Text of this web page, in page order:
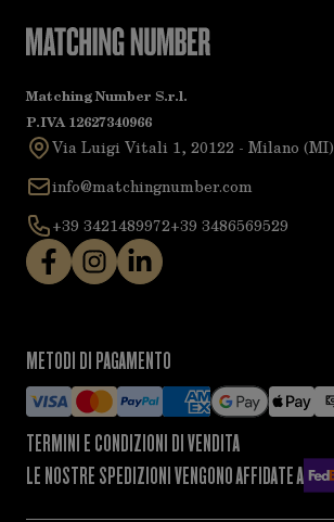
Matching Number S.r.l.
P.IVA 12627340966
Via Luigi Vitali 1, 20122 - Milano (MI)
info@matchingnumber.com
+39 3421489972+39 3486569529
METODI DI PAGAMENTO
TERMINI E CONDIZIONI DI VENDITA
LE NOSTRE SPEDIZIONI VENGONO AFFIDATE A